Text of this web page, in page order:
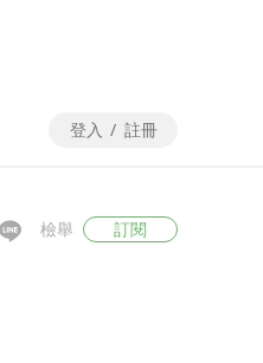
登入 / 註冊
檢舉 訂閱